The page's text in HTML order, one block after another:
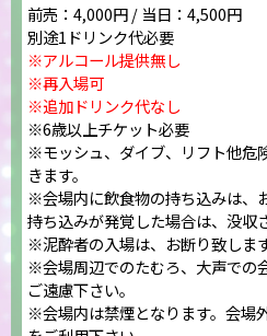
前売：4,000円 / 当日：4,500円
別途1ドリンク代必要
※アルコール提供無し
※再入場可
※追加ドリンク代なし
※6歳以上チケット必要
※モッシュ、ダイブ、リフト他危
きます。
※会場内に飲食物の持ち込みは、
持ち込みが発覚した場合は、没収
※泥酔者の入場は、お断り致します
※会場周辺でのたむろ、大声での
ご遠慮下さい。
※会場内は禁煙となります。会場